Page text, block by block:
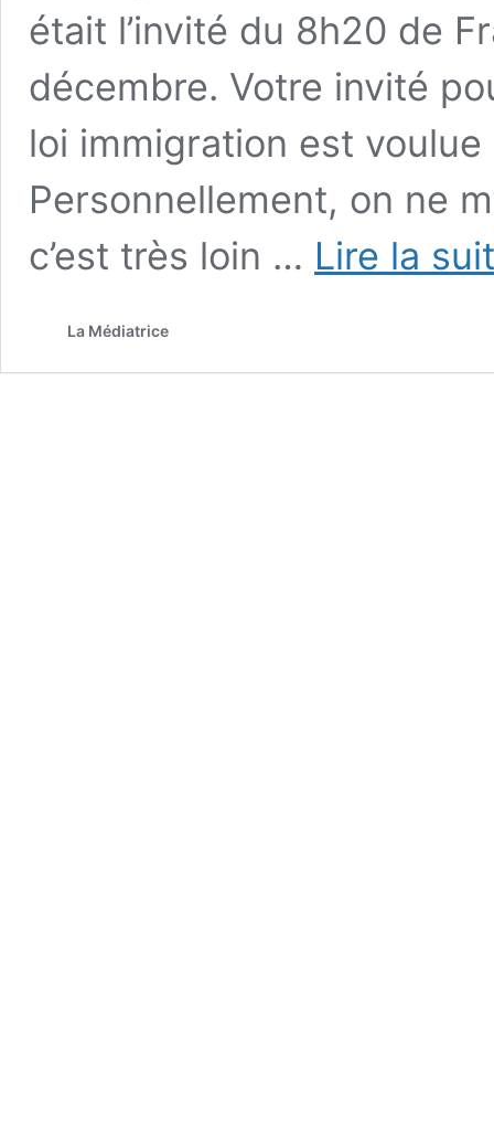
était l’invité du 8h20 de
décembre. Votre invité
loi immigration est
Personnellement, on ne
c’est très loin … Lire la
La Médiatrice